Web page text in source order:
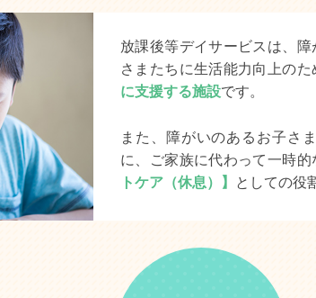
放課後等デイサービスは、
さまたちに生活能力向上のた
に支援する施設です。
また、障がいのあるお子さ
に、ご家族に代わって一時
トケア（休息）】
としての役